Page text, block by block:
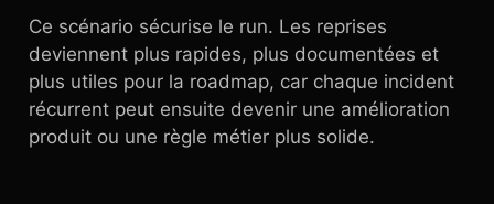
Ce scénario sécurise le run. Les reprises
deviennent plus rapides, plus documentées et
plus utiles pour la roadmap, car chaque incident
récurrent peut ensuite devenir une amélioration
produit ou une règle métier plus solide.